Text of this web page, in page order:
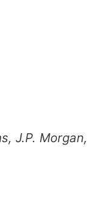
J.P. Morgan,